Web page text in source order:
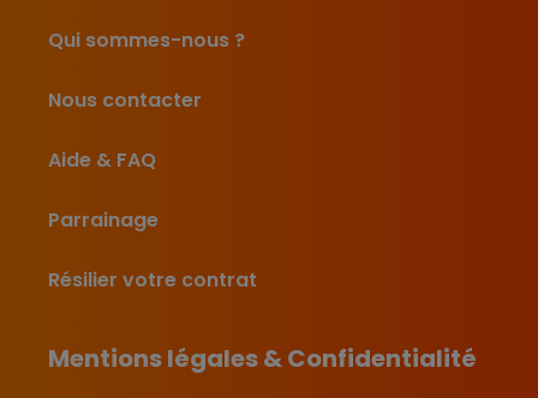
Qui sommes-nous ?
Nous contacter
Aide & FAQ
Parrainage
Résilier votre contrat
Mentions légales & Confidentialité